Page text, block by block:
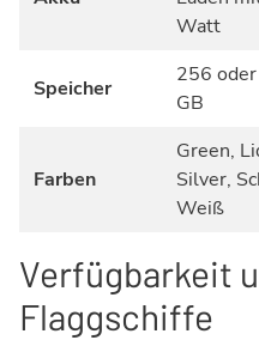
Watt
Speicher
256
GB
Farben
Green,
Silver,
Weiß
Verfügbarkeit
Flaggschiffe